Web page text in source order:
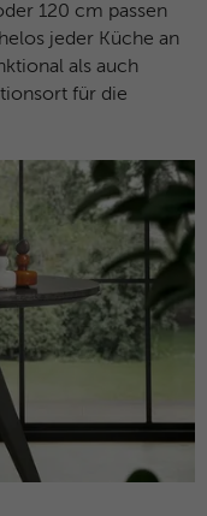
120 cm passen
jeder Küche an
als auch
für die
der Google-Suche
um
weiterzuleiten, die
besucht haben,
oder einer
Facebook-